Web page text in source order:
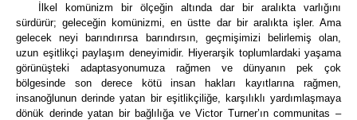
İlkel komünizm bir ölçeğin altında dar bir aralıkta varlığını
sürdürür; geleceğin komünizmi, en üstte dar bir aralıkta işler. Ama
gelecek neyi barındırırsa barındırsın, geçmişimizi belirlemiş olan,
uzun eşitlikçi paylaşım deneyimidir. Hiyerarşik toplumlardaki yaşama
görünüşteki adaptasyonumuza rağmen ve dünyanın pek çok
bölgesinde son derece kötü insan hakları kayıtlarına rağmen,
insanoğlunun derinde yatan bir eşitlikçiliğe, karşılıklı yardımlaşmaya
dönük derinde yatan bir bağlılığa veVictor Turner’ıncommunitas–